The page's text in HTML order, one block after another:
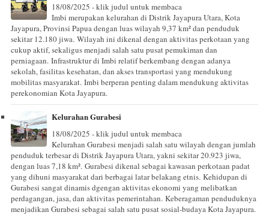
18/08/2025 - klik judul untuk membaca
Imbi merupakan kelurahan di Distrik Jayapura Utara, Kota
Jayapura, Provinsi Papua dengan luas wilayah 9,37 km² dan penduduk
sekitar 12.180 jiwa. Wilayah ini dikenal dengan aktivitas perkotaan yang
cukup aktif, sekaligus menjadi salah satu pusat pemukiman dan
perniagaan. Infrastruktur di Imbi relatif berkembang dengan adanya
sekolah, fasilitas kesehatan, dan akses transportasi yang mendukung
mobilitas masyarakat. Imbi berperan penting dalam mendukung aktivitas
perekonomian Kota Jayapura.
Kelurahan Gurabesi
18/08/2025 - klik judul untuk membaca
Kelurahan Gurabesi menjadi salah satu wilayah dengan jumlah
penduduk terbesar di Distrik Jayapura Utara, yakni sekitar 20.923 jiwa,
dengan luas 7,18 km². Gurabesi dikenal sebagai kawasan perkotaan padat
yang dihuni masyarakat dari berbagai latar belakang etnis. Kehidupan di
Gurabesi sangat dinamis dgengan aktivitas ekonomi yang melibatkan
perdagangan, jasa, dan aktivitas pemerintahan. Keberagaman penduduknya
menjadikan Gurabesi sebagai salah satu pusat sosial-budaya Kota Jayapura.